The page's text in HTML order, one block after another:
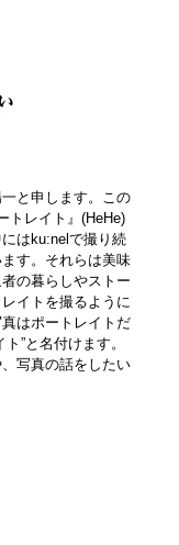
と申します。この
トレイト』(HeHe)
はku:nelで撮り続
す。それらは美味
の暮らしやストー
イトを撮るように
はポートレイトだ
”と名付けます。
写真の話をしたい